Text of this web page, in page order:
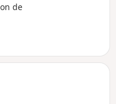
de
et